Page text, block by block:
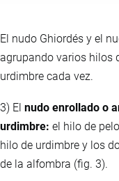
El nudo Ghiordés y el
agrupando varios hilos
urdimbre cada vez.
3) El nudo enrollado o
urdimbre: el hilo de
hilo de urdimbre y los
de la alfombra (fig. 3).